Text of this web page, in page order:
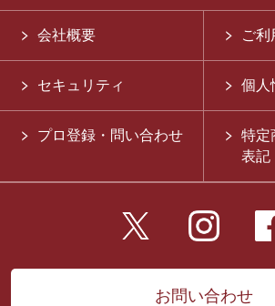
会社概要 ご利
セキュリティ 個人
プロ登録・問い合わせ
特定
表記
お問い合わせ